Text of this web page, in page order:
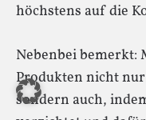
höchstens auf die
Nebenbei bemerkt:
Produkten nicht
sondern auch,